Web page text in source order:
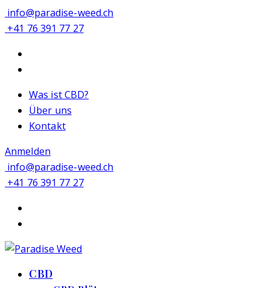
info@paradise-weed.ch
+41 76 391 77 27
Was ist CBD?
Über uns
Kontakt
Anmelden
info@paradise-weed.ch
+41 76 391 77 27
CBD